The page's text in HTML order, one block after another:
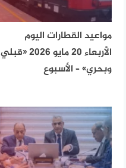
مواعيد القطارات اليوم
الأربعاء 20 مايو 2026 «قبلي
وبحري» – الأسبوع